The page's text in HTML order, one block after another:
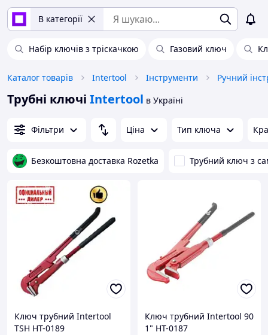
В категорії
Набір ключів з тріскачкою Газовий ключ
Каталог товарів Intertool Інструменти Ручний
Трубні ключі Intertool в Україні
Фільтри Ціна Тип ключа
Безкоштовна доставка Rozetka Трубний ключ з
Ключ трубний Intertool
TSH HT-0189
Ключ трубний Intertool 90
1" HT-0187